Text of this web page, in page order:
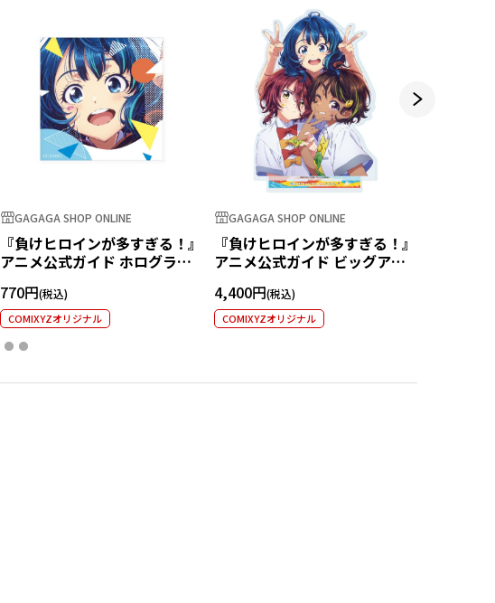
GAGAGA SHOP ONLINE
『負けヒロインが多すぎる！』
アニメ公式ガイド ホログラム
770円
COMIXYZオリジナル
GAGAGA SHOP ONLINE
『負けヒロインが多すぎる！』
アニメ公式ガイド ビッグアク
4,400円
COMIXYZオリジナル